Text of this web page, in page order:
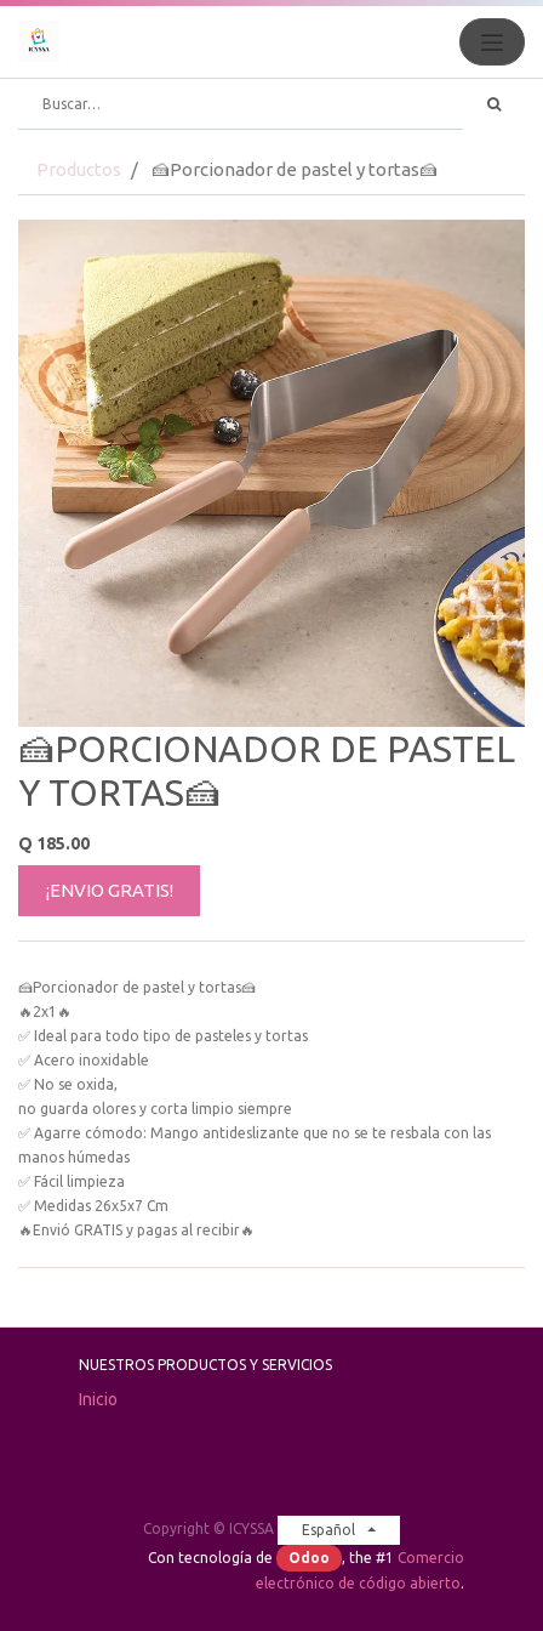
Productos 🍰Porcionador de pastel y tortas🍰
🍰PORCIONADOR DE PASTEL
Y TORTAS🍰
Q 185.00
¡ENVIO GRATIS!
🍰Porcionador de pastel y tortas🍰
🔥2x1🔥
✅ Ideal para todo tipo de pasteles y tortas
✅ Acero inoxidable
✅ No se oxida,
no guarda olores y corta limpio siempre
✅ Agarre cómodo: Mango antideslizante que no se te resbala con las
manos húmedas
✅ Fácil limpieza
✅ Medidas 26x5x7 Cm
🔥Envió GRATIS y pagas al recibir🔥
NUESTROS PRODUCTOS Y SERVICIOS
Inicio
Copyright © ICYSSA
Español
Con tecnología de
Odoo , the #1 Comercio
electrónico de código abierto.